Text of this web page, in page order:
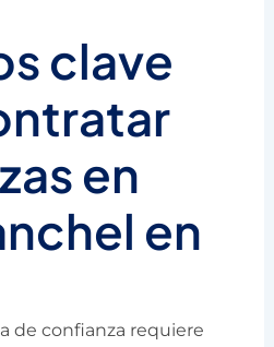
clave
en
en
de confianza requiere